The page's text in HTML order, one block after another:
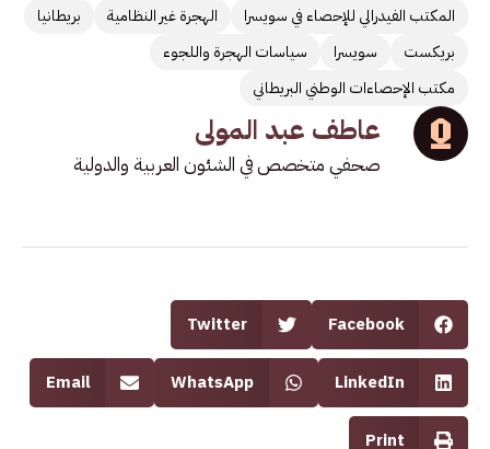
المكتب الفيدرالي للإحصاء في سويسرا
الهجرة غير النظامية
بريطانيا
بريكست
سويسرا
سياسات الهجرة واللجوء
مكتب الإحصاءات الوطني البريطاني
عاطف عبد المولى
صحفي متخصص في الشئون العربية والدولية
Facebook
Twitter
LinkedIn
WhatsApp
Email
Print